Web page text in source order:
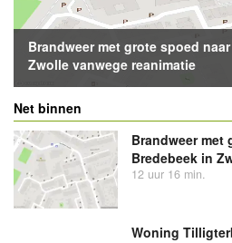
Brandweer met grote spoed
Zwolle vanwege reanimatie
Net binnen
Brandweer met
Bredebeek in
12 uur 16 min.
Woning